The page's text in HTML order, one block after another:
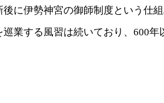
に伊勢神宮の御師制度という仕
業する風習は続いており、600年